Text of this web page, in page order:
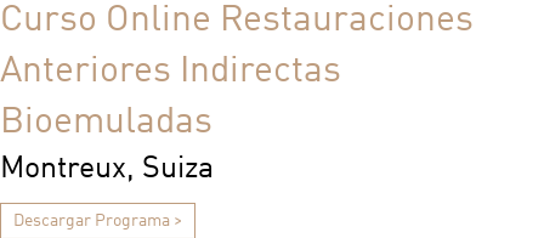
Curso Online Restauraciones
Anteriores Indirectas
Bioemuladas
Montreux, Suiza
Descargar Programa >